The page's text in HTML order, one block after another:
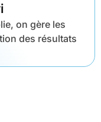
on gère les
des résultats